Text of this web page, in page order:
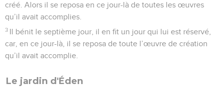
créé. Alors il se reposa en ce jour-là de toutes les œuvres
qu’il avait accomplies.
3 Il bénit le septième jour, il en fit un jour qui lui est réservé,
car, en ce jour-là, il se reposa de toute l’œuvre de création
qu’il avait accomplie.
Le jardin d'Éden